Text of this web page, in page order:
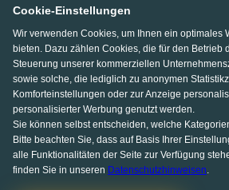
Cookie-Einstellungen
Wir verwenden Cookies, um Ihnen ein optimales
bieten. Dazu zählen Cookies, die für den Betrieb
Steuerung unserer kommerziellen
sowie solche, die lediglich zu anonymen
Komforteinstellungen oder zur Anzeige
personalisierter Werbung genutzt werden.
Sie können selbst entscheiden, welche
Bitte beachten Sie, dass auf Basis Ihrer
alle Funktionalitäten der Seite zur Verfügung
finden Sie in unseren Datenschutzhinweisen.